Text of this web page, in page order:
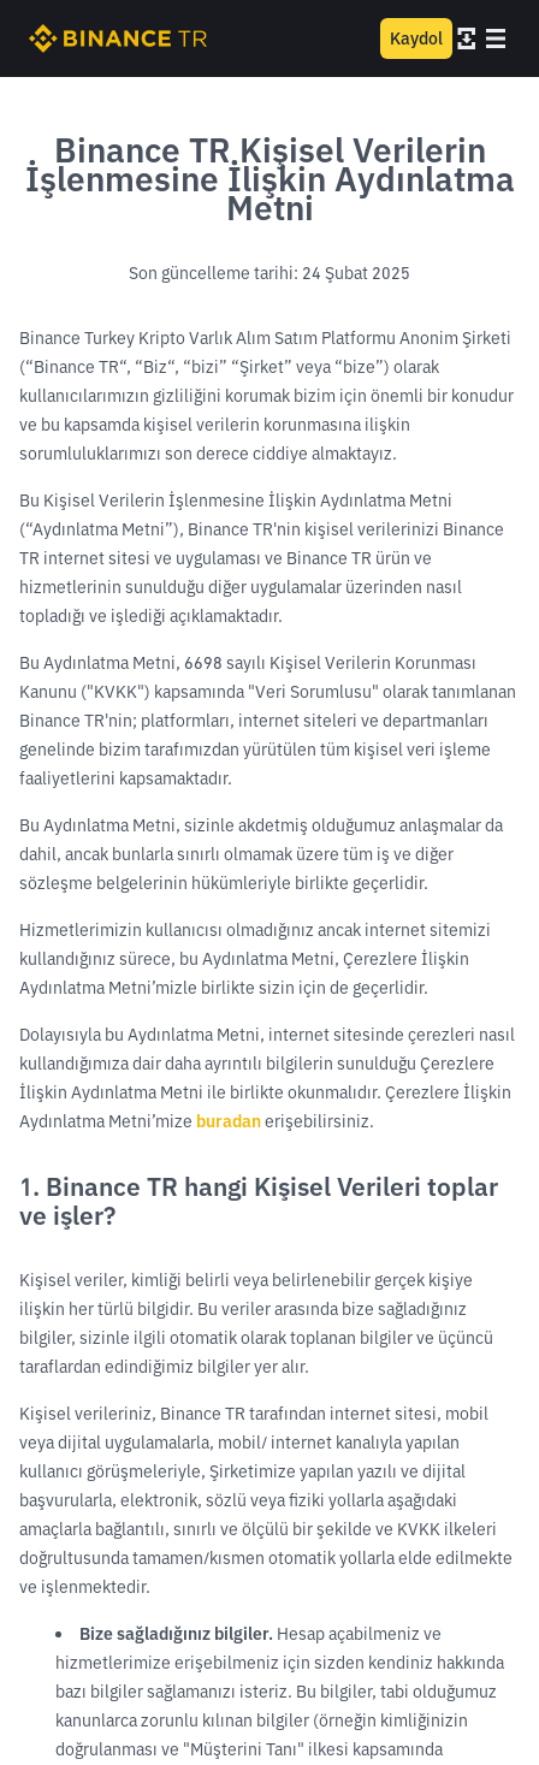
Kaydol
Binance TR Kişisel Verilerin
İşlenmesine İlişkin Aydınlatma
Metni
Son güncelleme tarihi: 24 Şubat 2025
Binance Turkey Kripto Varlık Alım Satım Platformu Anonim Şirketi
(“Binance TR“, “Biz“, “bizi” “Şirket” veya “bize”) olarak
kullanıcılarımızın gizliliğini korumak bizim için önemli bir konudur
ve bu kapsamda kişisel verilerin korunmasına ilişkin
sorumluluklarımızı son derece ciddiye almaktayız.
Bu Kişisel Verilerin İşlenmesine İlişkin Aydınlatma Metni
(“Aydınlatma Metni”), Binance TR'nin kişisel verilerinizi Binance
TR internet sitesi ve uygulaması ve Binance TR ürün ve
hizmetlerinin sunulduğu diğer uygulamalar üzerinden nasıl
topladığı ve işlediği açıklamaktadır.
Bu Aydınlatma Metni, 6698 sayılı Kişisel Verilerin Korunması
Kanunu ("KVKK") kapsamında "Veri Sorumlusu" olarak tanımlanan
Binance TR'nin; platformları, internet siteleri ve departmanları
genelinde bizim tarafımızdan yürütülen tüm kişisel veri işleme
faaliyetlerini kapsamaktadır.
Bu Aydınlatma Metni, sizinle akdetmiş olduğumuz anlaşmalar da
dahil, ancak bunlarla sınırlı olmamak üzere tüm iş ve diğer
sözleşme belgelerinin hükümleriyle birlikte geçerlidir.
Hizmetlerimizin kullanıcısı olmadığınız ancak internet sitemizi
kullandığınız sürece, bu Aydınlatma Metni, Çerezlere İlişkin
Aydınlatma Metni’mizle birlikte sizin için de geçerlidir.
Dolayısıyla bu Aydınlatma Metni, internet sitesinde çerezleri nasıl
kullandığımıza dair daha ayrıntılı bilgilerin sunulduğu Çerezlere
İlişkin Aydınlatma Metni ile birlikte okunmalıdır. Çerezlere İlişkin
Aydınlatma Metni’mize buradanerişebilirsiniz.
1. Binance TR hangi Kişisel Verileri toplar
ve işler?
Kişisel veriler, kimliği belirli veya belirlenebilir gerçek kişiye
ilişkin her türlü bilgidir. Bu veriler arasında bize sağladığınız
bilgiler, sizinle ilgili otomatik olarak toplanan bilgiler ve üçüncü
taraflardan edindiğimiz bilgiler yer alır.
Kişisel verileriniz, Binance TR tarafından internet sitesi, mobil
veya dijital uygulamalarla, mobil/ internet kanalıyla yapılan
kullanıcı görüşmeleriyle, Şirketimize yapılan yazılı ve dijital
başvurularla, elektronik, sözlü veya fiziki yollarla aşağıdaki
amaçlarla bağlantılı, sınırlı ve ölçülü bir şekilde ve KVKK ilkeleri
doğrultusunda tamamen/kısmen otomatik yollarla elde edilmekte
ve işlenmektedir.
Bize sağladığınız bilgiler. Hesap açabilmeniz ve
hizmetlerimize erişebilmeniz için sizden kendiniz hakkında
bazı bilgiler sağlamanızı isteriz. Bu bilgiler, tabi olduğumuz
kanunlarca zorunlu kılınan bilgiler (örneğin kimliğinizin
doğrulanması ve "Müşterini Tanı" ilkesi kapsamında